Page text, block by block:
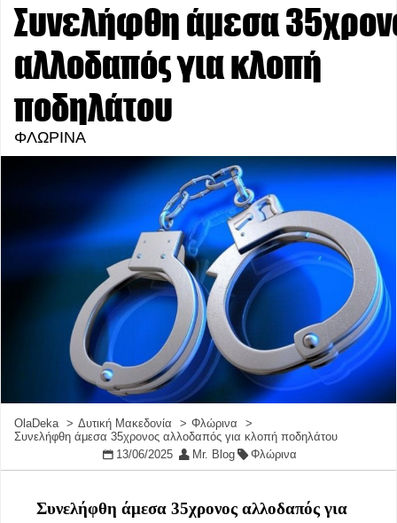
Συνελήφθη άμεσα
αλλοδαπός για κλοπή
ποδηλάτου
ΦΛΩΡΙΝΑ
OlaDeka Δυτική Μακεδονία
Φλώρινα
Συνελήφθη άμεσα 35χρονος αλλοδαπός για κλοπή ποδηλάτου
13/06/2025
Mr. Blog Φλώρινα
Συνελήφθη άμεσα 35χρονος αλλοδαπός για